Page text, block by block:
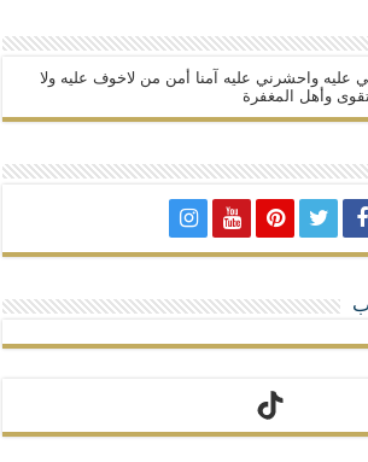
عليه واحشرني عليه آمنا أمن من لاخوف عليه ولا
وأهل المغفرة
تيك توك